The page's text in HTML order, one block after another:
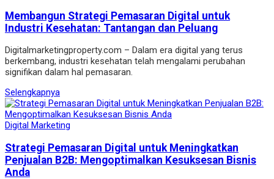
Membangun Strategi Pemasaran Digital untuk
Industri Kesehatan: Tantangan dan Peluang
Digitalmarketingproperty.com – Dalam era digital yang terus
berkembang, industri kesehatan telah mengalami perubahan
signifikan dalam hal pemasaran.
Selengkapnya
Digital Marketing
Strategi Pemasaran Digital untuk Meningkatkan
Penjualan B2B: Mengoptimalkan Kesuksesan Bisnis
Anda